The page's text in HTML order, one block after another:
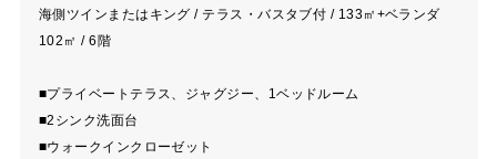
海側ツインまたはキング / テラス・バスタブ付 / 133㎡+ベランダ
102㎡ / 6階
■プライベートテラス、ジャグジー、1ベッドルーム
■2シンク洗面台
■ウォークインクローゼット